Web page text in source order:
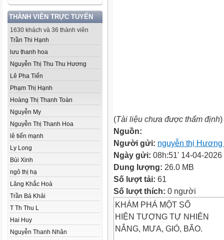
THÀNH VIÊN TRỰC TUYẾN
1630 khách và 36 thành viên
Trần Thi Hạnh
lưu thanh hoa
Nguyễn Thị Thu Thu Hương
Lê Pha Tiến
Phạm Thị Hạnh
Hoàng Thị Thanh Toàn
Nguyễn My
Nguyễn Thị Thanh Hoa
lê tiến mạnh
Ly Long
Bùi Xinh
ngô thị hạ
Lăng Khắc Hoà
Trần Bá Khải
T Th Thu L
Hai Huy
Nguyễn Thanh Nhân
(Tài liệu chưa được thẩm định)
Nguồn:
Người gửi: nguyễn thị Hương
Ngày gửi: 08h:51' 14-04-2026
Dung lượng: 26.0 MB
Số lượt tải: 61
Số lượt thích: 0 người
KHÁM PHÁ MỘT SỐ
HIỆN TƯỢNG TỰ NHIÊN
NẮNG, MƯA, GIÓ, BÃO.